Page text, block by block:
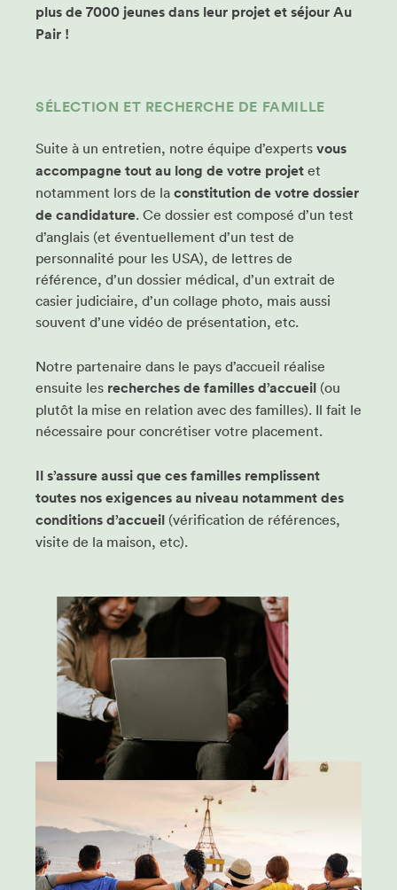
plus de 7000 jeunes dans leur projet et séjour Au
Pair !
SÉLECTION ET RECHERCHE DE FAMILLE
Suite à un entretien, notre équipe d’experts vous
accompagne tout au long de votre projet et
notamment lors de la constitution de votre dossier
de candidature. Ce dossier est composé d’un test
d’anglais (et éventuellement d’un test de
personnalité pour les USA), de lettres de
référence, d’un dossier médical, d’un extrait de
casier judiciaire, d’un collage photo, mais aussi
souvent d’une vidéo de présentation, etc.
Notre partenaire dans le pays d’accueil réalise
ensuite les recherches de familles d’accueil (ou
plutôt la mise en relation avec des familles). Il fait le
nécessaire pour concrétiser votre placement.
Il s’assure aussi que ces familles remplissent
toutes nos exigences au niveau notamment des
conditions d’accueil (vérification de références,
visite de la maison, etc).